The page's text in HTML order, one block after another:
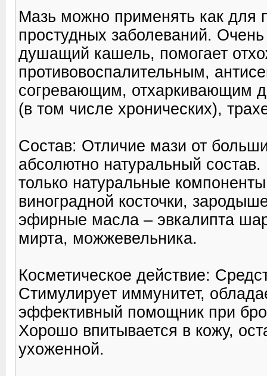
Мазь можно применять как для
простудных заболеваний.
душащий кашель, помогает
противовоспалительным,
согревающим, отхаркивающим
(в том числе хронических),
Состав: Отличие мази от
абсолютно натуральный
только натуральные
виноградной косточки,
эфирные масла – эвкалипта
мирта, можжевельника.
Косметическое действие:
Стимулирует иммунитет,
эффективный помощник при
Хорошо впитывается в кожу,
ухоженной.